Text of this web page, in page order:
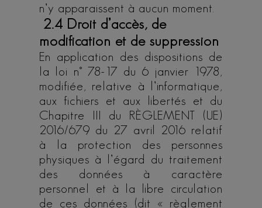
n’y apparaissent à aucun moment.
2.4 Droit d’accès, de
modification et de suppression
En application des dispositions de
la loi n° 78-17 du 6 janvier 1978,
modifiée, relative à l’informatique,
aux fichiers et aux libertés et du
Chapitre III du RÈGLEMENT (UE)
2016/679 du 27 avril 2016 relatif
à la protection des personnes
physiques à l’égard du traitement
des données à caractère
personnel et à la libre circulation
de ces données (dit « règlement